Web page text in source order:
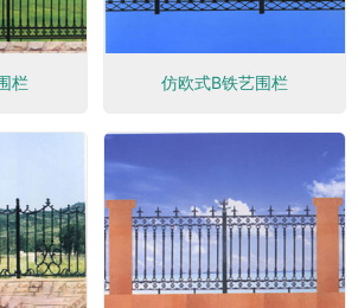
栏 仿欧式B铁艺围栏